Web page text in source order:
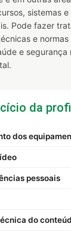
sistemas e
Pode fazer
e normas
e segurança
da
dos
pessoais
do